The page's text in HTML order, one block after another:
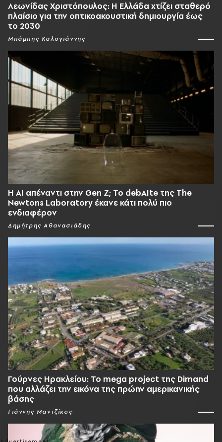
Λεωνίδας Χριστόπουλος: Η Ελλάδα χτίζει σταθερό
πλαίσιο για την οπτικοακουστική δημιουργία έως
το 2030
Μπάμπης Καλογιάννης
Η AI απέναντι στην Gen Z; Το debAIte της The
Newtons Laboratory έκανε κάτι πολύ πιο
ενδιαφέρον
Δημήτρης Αθανασιάδης
Γούρνες Ηρακλείου: To mega project της Dimand
που αλλάζει την εικόνα της πρώην αμερικανικής
βάσης
Γιάννης Μαντζίκος